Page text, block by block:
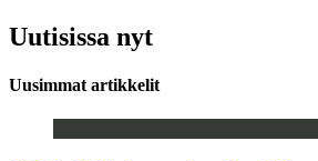
Uutisissa nyt
Uusimmat artikkelit